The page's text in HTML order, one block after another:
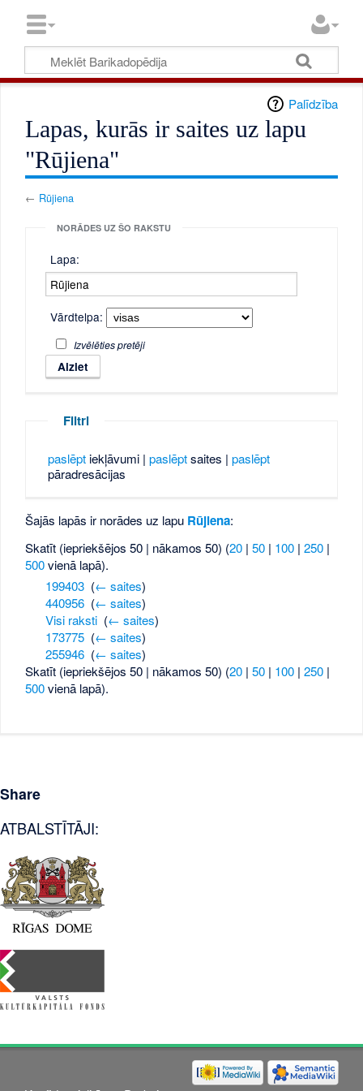
Palīdzība
Lapas, kurās ir saites uz lapu
"Rūjiena"
← Rūjiena
NORĀDES UZ ŠO RAKSTU
Lapa:
Vārdtelpa:
Izvēlēties pretēji
Filtri
paslēptiekļāvumi | paslēptsaites | paslēpt
pāradresācijas
Šajās lapās ir norādes uz lapu Rūjiena:
Skatīt (iepriekšējos 50 | nākamos 50) (20 |50 | 100 |250 |
500vienā lapā).
199403‎ (← saites)
440956‎ (← saites)
Visi raksti‎ (← saites)
173775‎ (← saites)
255946‎ (← saites)
Skatīt (iepriekšējos 50 | nākamos 50) (20 |50 | 100 |250 |
500vienā lapā).
Share
ATBALSTĪTĀJI: